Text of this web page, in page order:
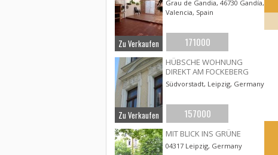
Grau de Gandia, 46730 Gandía,
Valencia, Spain
Zu Verkaufen 171000
HÜBSCHE WOHNUNG
DIREKT AM FOCKEBERG
Südvorstadt, Leipzig, Germany
Zu Verkaufen 157000
MIT BLICK INS GRÜNE
04317 Leipzig, Germany